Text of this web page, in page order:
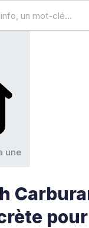
une
pour